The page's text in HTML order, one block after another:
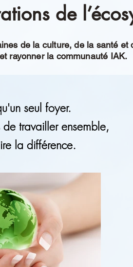
de
de la culture, de la santé et
rayonner la communauté IAK.
seul foyer.
travailler ensemble,
la différence.